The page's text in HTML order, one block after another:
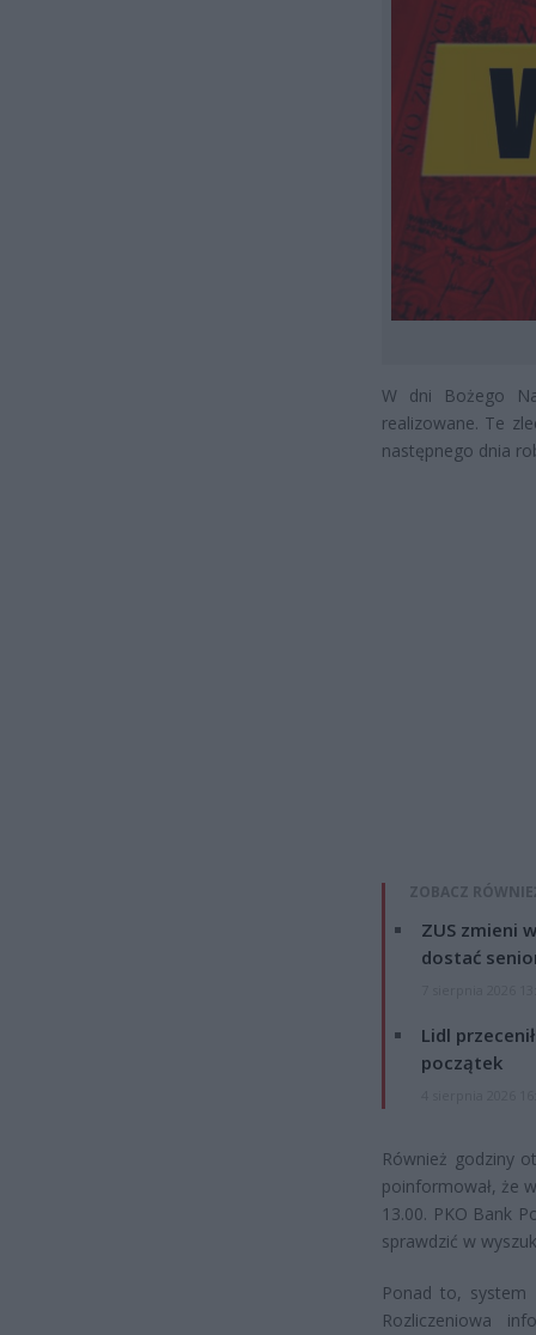
W dni Bożego
realizowane. Te
następnego dnia
ZOBACZ
ZUS zmieni
dostać
Lidl
początek
Również godziny
poinformował, że
13.00. PKO Bank
sprawdzić w
Ponad to, system
Rozliczeniowa